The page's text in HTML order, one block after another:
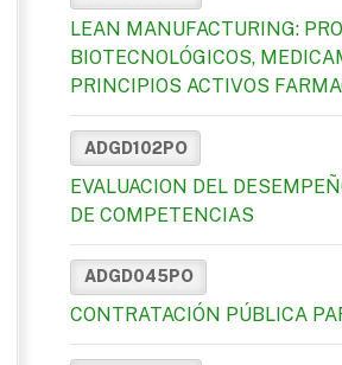
LEAN MANUFACTURING:
BIOTECNOLÓGICOS,
PRINCIPIOS ACTIVOS
ADGD102PO
EVALUACION DEL
DE COMPETENCIAS
ADGD045PO
CONTRATACIÓN PÚBLICA